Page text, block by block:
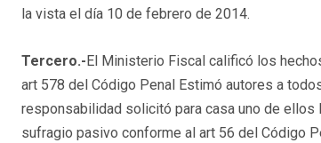
la vista el día 10 de febrero de 2014.
Tercero.- El Ministerio Fiscal calificó los
art 578 del Código Penal Estimó autores a
responsabilidad solicitó para casa uno de ellos
sufragio pasivo conforme al art 56 del Código